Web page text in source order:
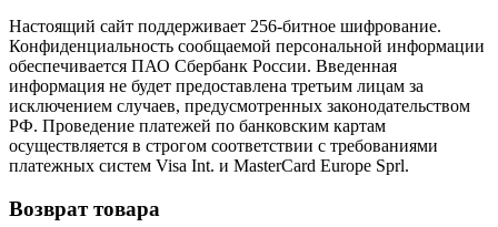
Настоящий сайт поддерживает 256-битное шифрование.
Конфиденциальность сообщаемой персональной информации
обеспечивается ПАО Сбербанк России. Введенная
информация не будет предоставлена третьим лицам за
исключением случаев, предусмотренных законодательством
РФ. Проведение платежей по банковским картам
осуществляется в строгом соответствии с требованиями
платежных систем Visa Int. и MasterCard Europe Sprl.
Возврат товара